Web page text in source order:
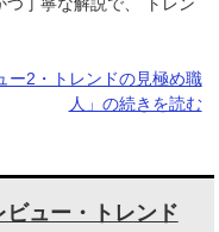
ー2・トレンドの見極め職
人」の続きを読む
ュー・トレンド